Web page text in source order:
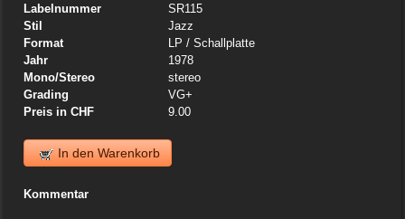
Labelnummer
SR115
Stil
Jazz
Format
LP / Schallplatte
Jahr
1978
Mono/Stereo
stereo
Grading
VG+
Preis in CHF
9.00
In den Warenkorb
Kommentar